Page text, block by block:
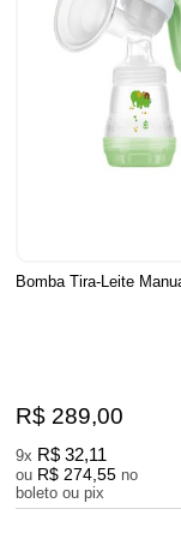
Bomba Tira-Leite
R$ 289,00
9x R$ 32,11
ou R$ 274,55 no
boleto ou pix